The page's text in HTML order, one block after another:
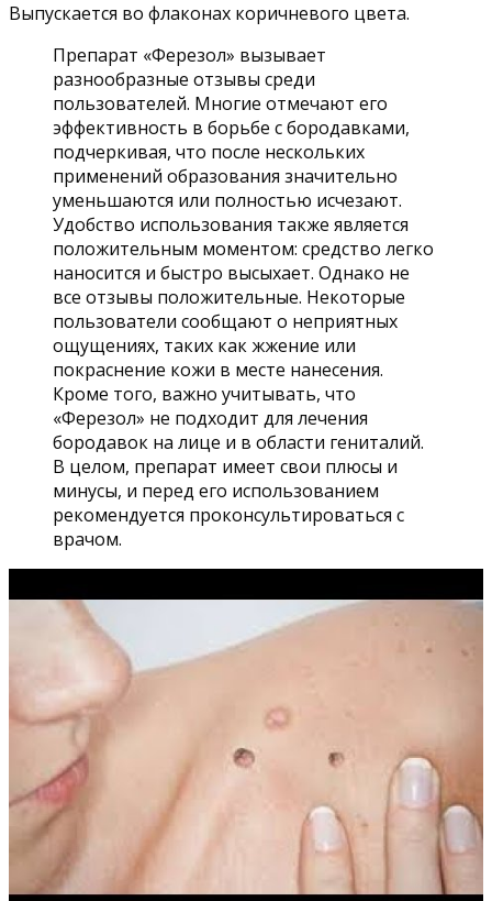
Выпускается во флаконах коричневого цвета.
Препарат «Ферезол» вызывает
разнообразные отзывы среди
пользователей. Многие отмечают его
эффективность в борьбе с бородавками,
подчеркивая, что после нескольких
применений образования значительно
уменьшаются или полностью исчезают.
Удобство использования также является
положительным моментом: средство легко
наносится и быстро высыхает. Однако не
все отзывы положительные. Некоторые
пользователи сообщают о неприятных
ощущениях, таких как жжение или
покраснение кожи в месте нанесения.
Кроме того, важно учитывать, что
«Ферезол» не подходит для лечения
бородавок на лице и в области гениталий.
В целом, препарат имеет свои плюсы и
минусы, и перед его использованием
рекомендуется проконсультироваться с
врачом.